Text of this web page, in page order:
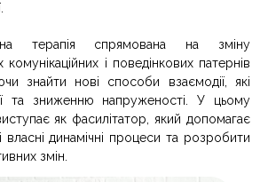
терапія спрямована на зміну
комунікаційних і поведінкових патернів
знайти нові способи взаємодії, які
та зниженню напруженості. У цьому
як фасилітатор, який допомагає
власні динамічні процеси та розробити
змін.